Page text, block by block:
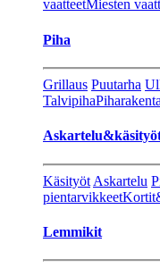
vaatteetMiesten
Piha
Grillaus Puutarha
Talvipiha
Käsityöt Askartelu
pientarvikkeet
Lemmikit